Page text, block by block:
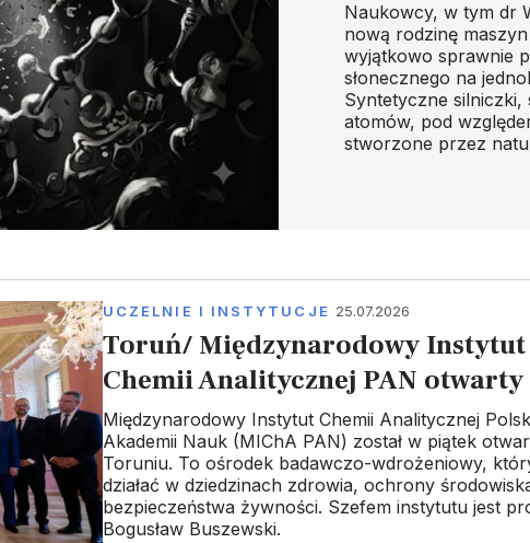
Naukowcy, w tym dr
nową rodzinę
wyjątkowo sprawnie
słonecznego na
Syntetyczne silniczki,
atomów, pod
stworzone przez
UCZELNIE I INSTYTUCJE 25.07.2026
Toruń/ Międzynarodowy Instytut
Chemii Analitycznej PAN otwarty
Międzynarodowy Instytut Chemii Analitycznej
Akademii Nauk (MIChA PAN) został w piątek
Toruniu. To ośrodek badawczo-wdrożeniowy,
działać w dziedzinach zdrowia, ochrony
bezpieczeństwa żywności. Szefem instytutu jest
Bogusław Buszewski.